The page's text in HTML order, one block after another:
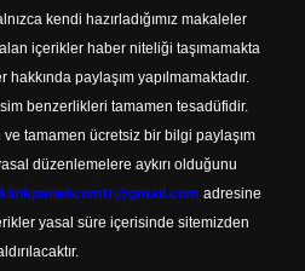
kendi hazırladığımız makaleler
içerikler haber niteliği taşımamakta
paylaşım yapılmamaktadır.
benzerlikleri tamamen tesadüfidir.
tamamen ücretsiz bir bilgi paylaşım
düzenlemelere aykırı olduğunu
adresine
yasal süre içerisinde sitemizden